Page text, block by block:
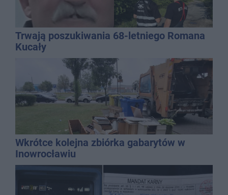
Trwają poszukiwania 68-letniego Romana
Kucały
Wkrótce kolejna zbiórka gabarytów w
Inowrocławiu